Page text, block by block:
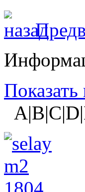
Показать